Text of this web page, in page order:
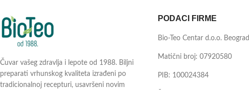
Čuvar vašeg zdravlja i lepote od 1988. Biljni
preparati vrhunskog kvaliteta izrađeni po
tradicionalnoj recepturi, usavršeni novim
PODACI FIRME
Bio-Teo Centar d.o.o. Beograd
Matični broj: 07920580
PIB: 100024384